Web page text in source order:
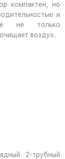
компактен, но
и
не только
воздух.
2-трубный